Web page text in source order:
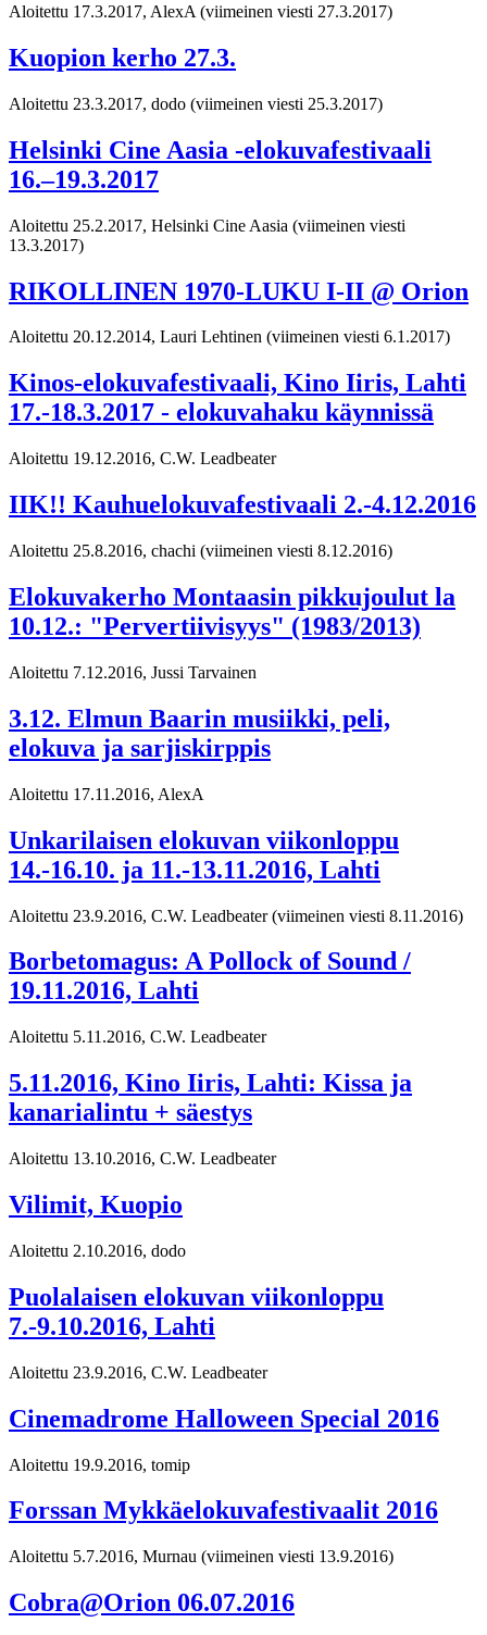
Aloitettu 17.3.2017, AlexA (viimeinen viesti 27.3.2017)
Kuopion kerho 27.3.
Aloitettu 23.3.2017, dodo (viimeinen viesti 25.3.2017)
Helsinki Cine Aasia -elokuvafestivaali
16.–19.3.2017
Aloitettu 25.2.2017, Helsinki Cine Aasia (viimeinen viesti
13.3.2017)
RIKOLLINEN 1970-LUKU I-II @ Orion
Aloitettu 20.12.2014, Lauri Lehtinen (viimeinen viesti 6.1.2017)
Kinos-elokuvafestivaali, Kino Iiris, Lahti
17.-18.3.2017 - elokuvahaku käynnissä
Aloitettu 19.12.2016, C.W. Leadbeater
IIK!! Kauhuelokuvafestivaali 2.-4.12.2016
Aloitettu 25.8.2016, chachi (viimeinen viesti 8.12.2016)
Elokuvakerho Montaasin pikkujoulut la
10.12.: "Pervertiivisyys" (1983/2013)
Aloitettu 7.12.2016, Jussi Tarvainen
3.12. Elmun Baarin musiikki, peli,
elokuva ja sarjiskirppis
Aloitettu 17.11.2016, AlexA
Unkarilaisen elokuvan viikonloppu
14.-16.10. ja 11.-13.11.2016, Lahti
Aloitettu 23.9.2016, C.W. Leadbeater (viimeinen viesti 8.11.2016)
Borbetomagus: A Pollock of Sound /
19.11.2016, Lahti
Aloitettu 5.11.2016, C.W. Leadbeater
5.11.2016, Kino Iiris, Lahti: Kissa ja
kanarialintu + säestys
Aloitettu 13.10.2016, C.W. Leadbeater
Vilimit, Kuopio
Aloitettu 2.10.2016, dodo
Puolalaisen elokuvan viikonloppu
7.-9.10.2016, Lahti
Aloitettu 23.9.2016, C.W. Leadbeater
Cinemadrome Halloween Special 2016
Aloitettu 19.9.2016, tomip
Forssan Mykkäelokuvafestivaalit 2016
Aloitettu 5.7.2016, Murnau (viimeinen viesti 13.9.2016)
Cobra@Orion 06.07.2016